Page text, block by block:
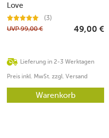
Love
(3)
Lieferung in 2-3 Werktagen
UVP99,00 € 49,00 €
Preis inkl. MwSt. zzgl. Versand
Warenkorb